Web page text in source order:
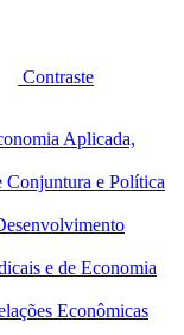
Contraste
Aplicada,
e Política
e de Economia
Econômicas